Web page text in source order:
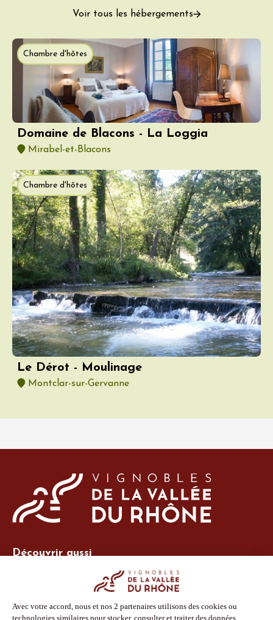
Voir tous les hébergements
Chambre d'hôtes
Domaine de Blacons - La Loggia
Mirabel-et-Blacons
Chambre d'hôtes
Le Dérot - Moulinage
Montclar-sur-Gervanne
Découvrir aussi
Espace adhérent
Espace presse